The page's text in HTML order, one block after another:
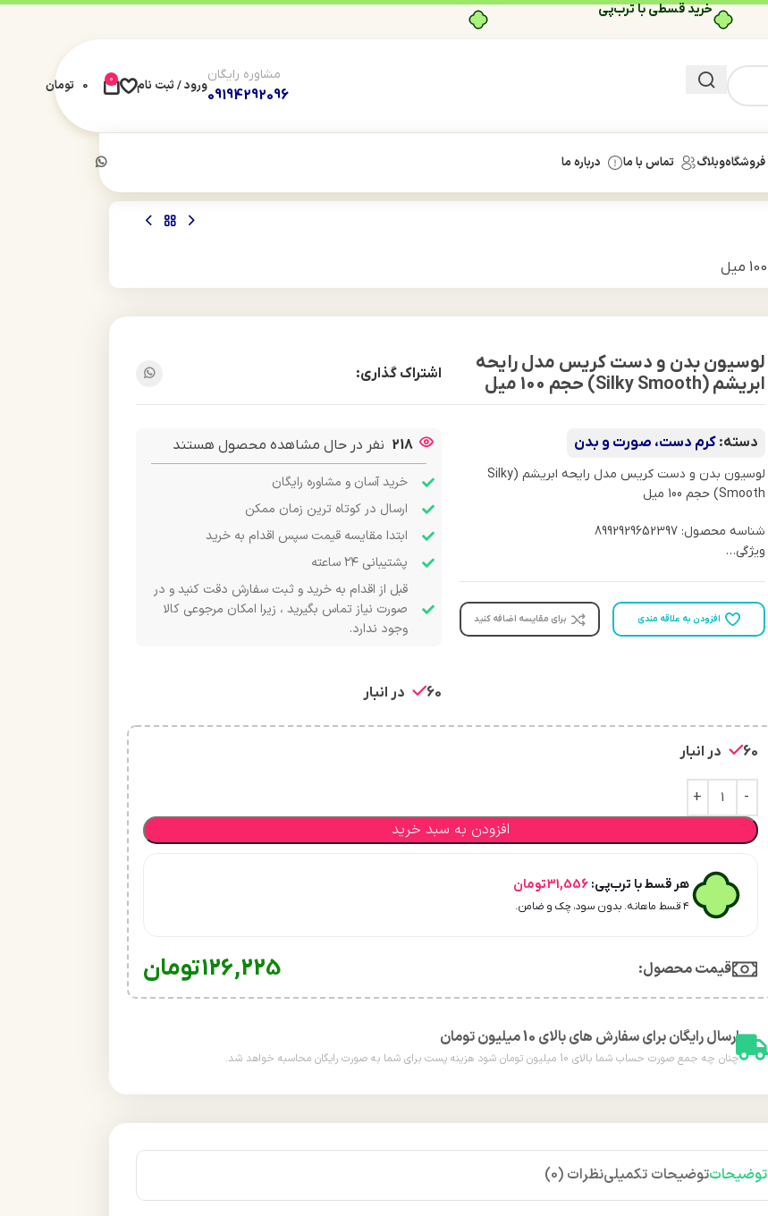
خرید قسطی با ترب‌پی
مشاوره رایگان
09194292096
ورود / ثبت نام 0
0 تومان
فروشگاهوبلاگ تماس با ما درباره ما
لوسیون بدن و دست کریس مدل رایحه
ابریشم (Silky Smooth) حجم 100 میل
اشتراک گذاری:
دسته: کرم دست، صورت و بدن
لوسیون بدن و دست کریس مدل رایحه ابریشم (Silky
Smooth) حجم 100 میل
شناسه محصول: 8992929652397
ویژگی…
افزودن به علاقه مندی برای مقایسه اضافه کنید
218 نفر در حال مشاهده محصول هستند
خرید آسان و مشاوره رایگان
ارسال در کوتاه ترین زمان ممکن
ابتدا مقایسه قیمت سپس اقدام به خرید
پشتیبانی ۲۴ ساعته
قبل از اقدام به خرید و ثبت سفارش دقت کنید و در
صورت نیاز تماس بگیرید ، زیرا امکان مرجوعی کالا
وجود ندارد.
60 در انبار
60 در انبار
افزودن به سبد خرید
هر قسط با ترب‌پی:31,556تومان
۴ قسط ماهانه. بدون سود، چک و ضامن.
قیمت محصول:​ 126,225تومان
ارسال رایگان برای سفارش های بالای 10 میلیون تومان
چنان چه جمع صورت حساب شما بالای 10 میلیون تومان شود هزینه پست برای شما به صورت رایگان محاسبه خواهد شد.
توضیحاتتوضیحات تکمیلینظرات (0)